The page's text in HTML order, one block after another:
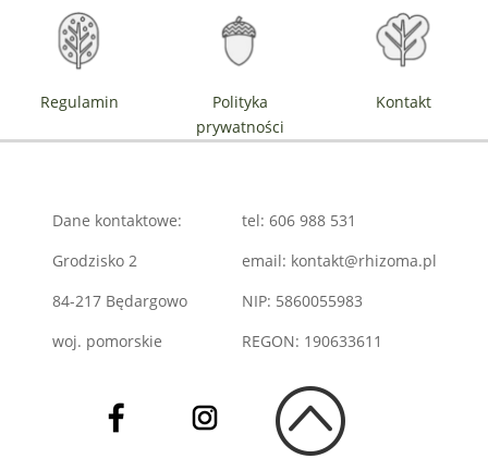
Regulamin
Polityka
prywatności
Kontakt
Dane kontaktowe:
Grodzisko 2
84-217 Będargowo
woj. pomorskie
tel: 606 988 531
email: kontakt@rhizoma.pl
NIP: 5860055983
REGON: 190633611